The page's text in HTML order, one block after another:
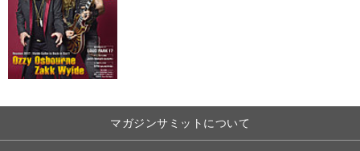
マガジンサミットについて